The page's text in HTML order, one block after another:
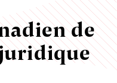
de